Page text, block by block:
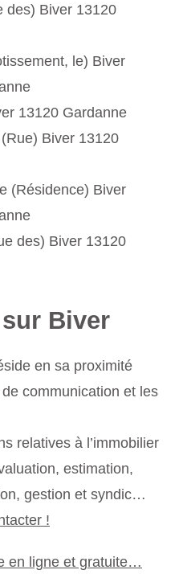
des) Biver 13120
le) Biver
13120 Gardanne
Biver 13120
(Résidence) Biver
des) Biver 13120
Biver
en sa proximité
communication et les
relatives à l’immobilier
estimation,
gestion et syndic…
!
en ligne et gratuite…